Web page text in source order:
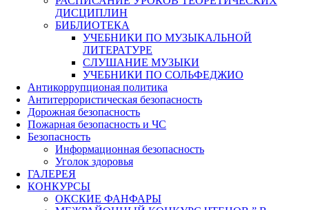
ДИСЦИПЛИН
БИБЛИОТЕКА
УЧЕБНИКИ ПО МУЗЫКАЛЬНОЙ
ЛИТЕРАТУРЕ
СЛУШАНИЕ МУЗЫКИ
УЧЕБНИКИ ПО СОЛЬФЕДЖИО
Антикоррупционая политика
Антитеррористическая безопасность
Дорожная безопасность
Пожарная безопасность и ЧС
Безопасность
Информационная безопасность
Уголок здоровья
ГАЛЕРЕЯ
КОНКУРСЫ
ОКСКИЕ ФАНФАРЫ